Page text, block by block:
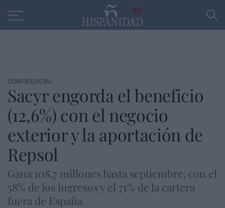
30
CONFIDENCIAL
Sacyr engorda el beneficio
(12,6%) con el negocio
exterior y la aportación de
Repsol
Gana 108,7 millones hasta septiembre, con el
58% de los ingresos y el 71% de la cartera
fuera de España.